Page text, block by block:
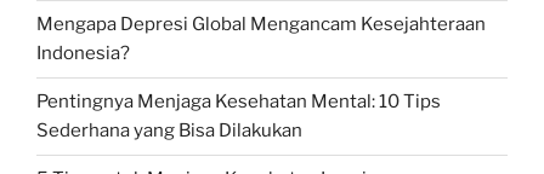
Mengapa Depresi Global Mengancam Kesejahteraan
Indonesia?
Pentingnya Menjaga Kesehatan Mental: 10 Tips
Sederhana yang Bisa Dilakukan